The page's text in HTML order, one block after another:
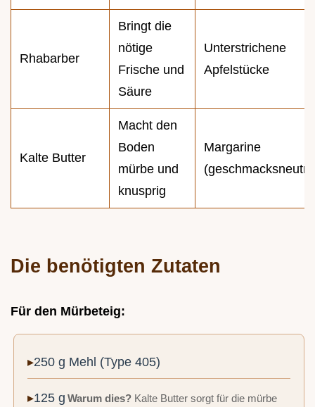
Rhabarber
Bringt die
nötige
Frische und
Säure
Unterstrichene
Apfelstücke
Kalte Butter
Macht den
Boden
mürbe und
knusprig
Margarine
Die benötigten Zutaten
Für den Mürbeteig:
250 g Mehl (Type 405)
125 g Warum dies? Kalte Butter sorgt für die mürbe